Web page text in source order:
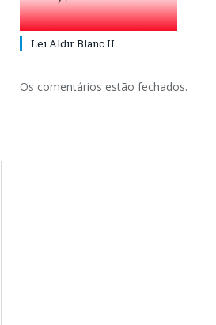
Lei Aldir Blanc II
Os comentários estão fechados.